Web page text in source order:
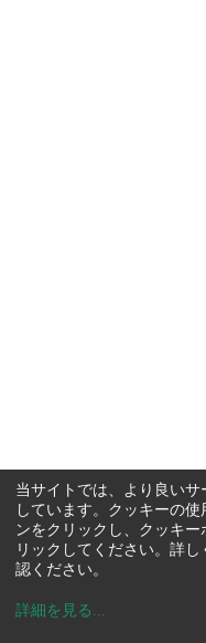
当サイトでは、より良い
しています。クッキーの
ンをクリックし、クッキ
リックしてください。詳
認ください。
詳細を見る ...